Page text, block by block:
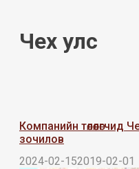
Чех улс
Компанийн
зочилов
2024-02-152019-02-01